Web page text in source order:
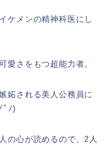
ケメンの精神科医にし
愛さをもつ超能力者。
妬される美人公務員に
ﾟﾉ)
の心が読めるので、2人